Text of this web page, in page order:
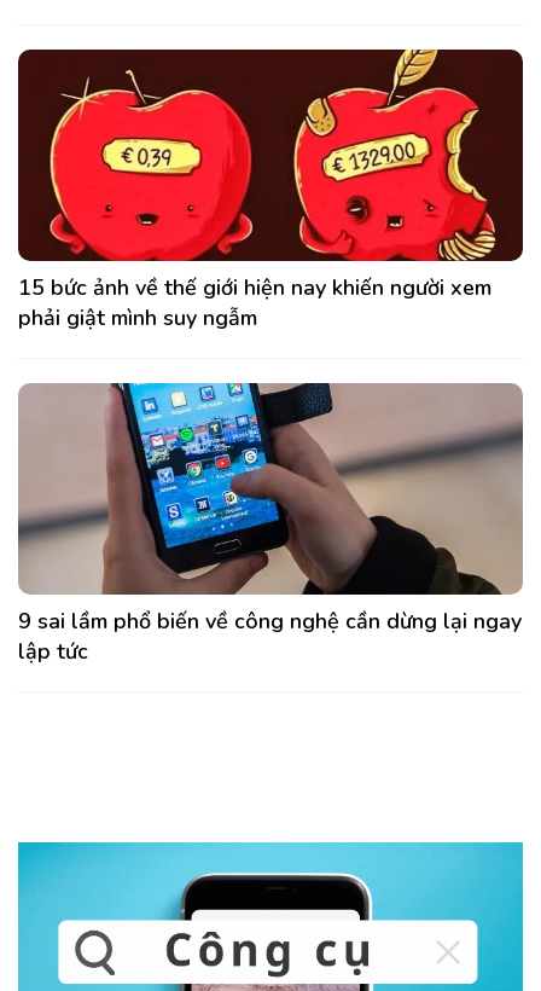
15 bức ảnh về thế giới hiện nay khiến người xem
phải giật mình suy ngẫm
9 sai lầm phổ biến về công nghệ cần dừng lại ngay
lập tức